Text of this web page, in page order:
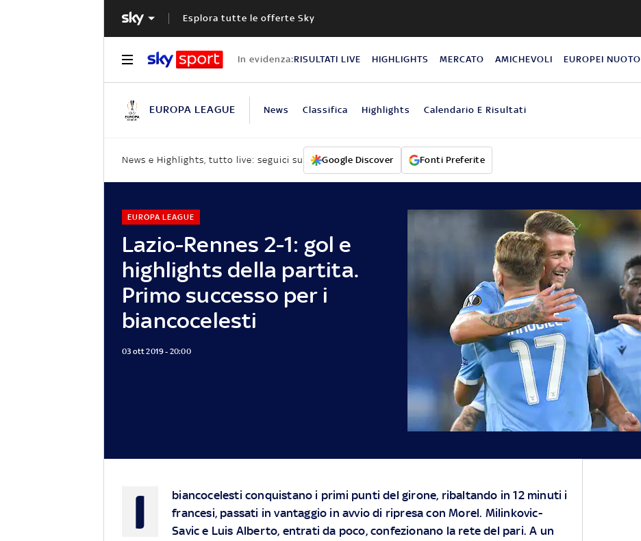
Esplora tutte le offerte Sky
In evidenza:RISULTATI LIVE HIGHLIGHTS MERCATO AMICHEVOLI EUROPEI NUOTO
EUROPA LEAGUE News Classifica Highlights Calendario E Risultati
News e Highlights, tutto live: seguici su Google Discover Fonti Preferite
Lazio-Rennes 2-1: gol e
highlights della partita.
Primo successo per i
biancocelesti
EUROPA LEAGUE
03 ott 2019 - 20:00
I
biancocelesti conquistano i primi punti del girone, ribaltando in 12 minuti i
francesi, passati in vantaggio in avvio di ripresa con Morel. Milinkovic-
Savic e Luis Alberto, entrati da poco, confezionano la rete del pari. A un